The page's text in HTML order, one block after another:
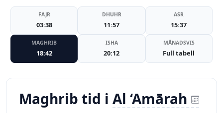
FAJR
03:38
DHUHR
11:57
ASR
15:37
MAGHRIB
18:42
ISHA
20:12
MÅNADSVIS
Full tabell
Maghrib tid i Al ‘Amārah